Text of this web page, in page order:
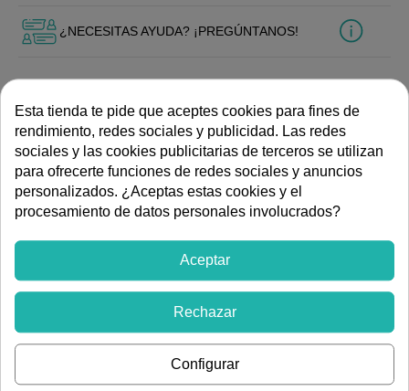
¿NECESITAS AYUDA? ¡PREGÚNTANOS!
ESPECIFICACIONES TÉCNICAS
Instalación
DESCRIPCIÓN
Los termos Junkers Elacell Vertical son robustos y fáciles
de usar. Concebidos para una instalación mural vertical,
por ánodo de magnesio. Son la elección perfecta para
una reposición rápida y sencilla, garantizando el confort
del agua caliente con el respaldo de la marca Junkers.
Disponible en capacidades: 30, 50, 80 y 100 litros.
Esta tienda te pide que aceptes cookies para fines de
rendimiento, redes sociales y publicidad. Las redes
sociales y las cookies publicitarias de terceros se utilizan
para ofrecerte funciones de redes sociales y anuncios
personalizados. ¿Aceptas estas cookies y el
procesamiento de datos personales involucrados?
Aceptar
Rechazar
Configurar